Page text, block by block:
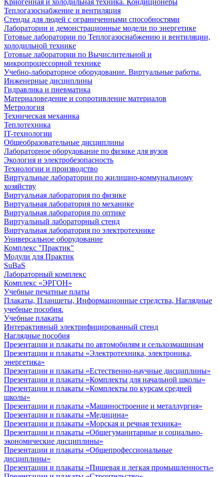
Криогенная и холодильная техника. Кондиционеры
Теплогазоснабжение и вентиляция
Стенды для людей с ограниченными способностями
Лаборатории и демонстрационные модели по энергетике
Готовые лаборатории по Теплогазоснабжению и вентиляции,
холодильной технике
Готовые лаборатории по Вычислительной и
микропроцессорной технике
Учебно-лабораторное оборудование. Виртуальные работы.
Инженерные дисциплины
Гидравлика и пневматика
Материаловедение и сопротивление материалов
Метрология
Техническая механика
Теплотехника
IT-технологии
Общеобразовательные дисциплины
Лабораторное оборудование по физике для вузов
Экология и электробезопасность
Технологии и производство
Виртуальные лаборатории по жилищно-коммунальному
хозяйству
Виртуальная лаборатория по физике
Виртуальная лаборатория по механике
Виртуальная лаборатория по оптике
Виртуальный лабораторный стенд
Виртуальная лаборатория по электротехнике
Универсальное оборудование
Комплекс "Практик"
Модули для Практик
SuBaS
Лабораторный комплекс
Комплекс «ЭРГОН»
Учебные печатные платы
Плакаты, Планшеты, Информационные стредства, Наглядные
учебные пособия.
Учебные плакаты
Интерактивный электрифицированный стенд
Наглядные пособия
Презентации и плакаты по автомобилям и сельхозмашинам
Презентации и плакаты «Электротехника, электроника,
энергетика»
Презентации и плакаты «Естественно-научные дисциплины»
Презентации и плакаты «Комплекты для начальной школы»
Презентации и плакаты «Комплекты по курсам средней
школы»
Презентации и плакаты «Машиностроение и металлургия»
Презентации и плакаты «Медицина»
Презентации и плакаты «Морская и речная техника»
Презентации и плакаты «Общегуманитарные и социально-
экономические дисциплины»
Презентации и плакаты «Общепрофессиональные
дисциплины»
Презентации и плакаты «Пищевая и легкая промышленность»